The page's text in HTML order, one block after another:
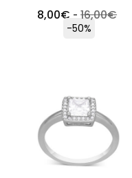
8,00€ -16,00€
-50%